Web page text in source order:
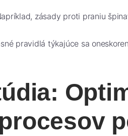
zásady proti praniu
pravidlá týkajúce sa